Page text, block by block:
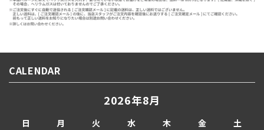
CALENDAR
2026年8月
日 月 火 水 木 金
土